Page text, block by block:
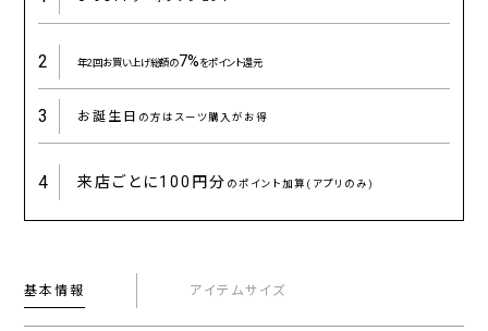
2 年2回お買い上げ総額の7%をポイント還元
3 お誕生日 の方はスーツ購入がお得
4 来店ごとに100円分 のポイント加算(アプリのみ)
基本情報 アイテムサイズ